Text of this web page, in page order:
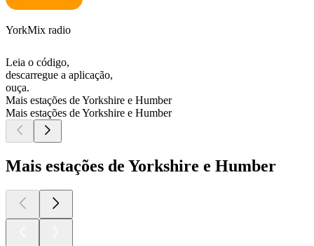
YorkMix radio
Leia o código,
descarregue a aplicação,
ouça.
Mais estações de Yorkshire e Humber
Mais estações de Yorkshire e Humber
Mais estações de Yorkshire e Humber